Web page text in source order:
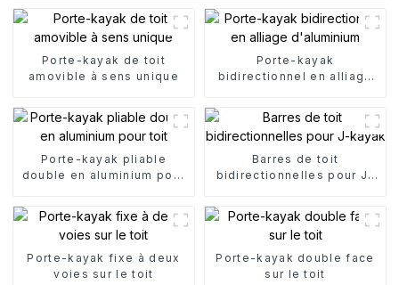
Porte-kayak de toit
amovible à sens unique
Porte-kayak
bidirectionnel en alliage
Porte-kayak pliable
double en aluminium pour
Barres de toit
bidirectionnelles pour J-
Porte-kayak fixe à deux
voies sur le toit
Porte-kayak double face
sur le toit